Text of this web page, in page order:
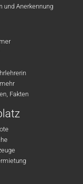
und Anerkennung
Fakten